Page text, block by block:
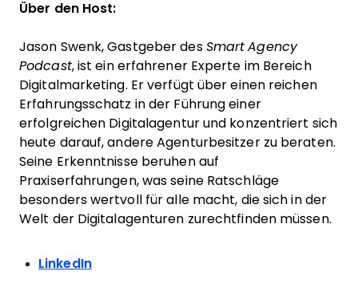
Über den Host:
Jason Swenk, Gastgeber des Smart Agency
Podcast, ist ein erfahrener Experte im Bereich
Digitalmarketing. Er verfügt über einen reichen
Erfahrungsschatz in der Führung einer
erfolgreichen Digitalagentur und konzentriert sich
heute darauf, andere Agenturbesitzer zu beraten.
Seine Erkenntnisse beruhen auf
Praxiserfahrungen, was seine Ratschläge
besonders wertvoll für alle macht, die sich in der
Welt der Digitalagenturen zurechtfinden müssen.
LinkedIn